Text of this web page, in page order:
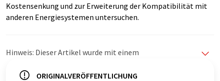
Kostensenkung und zur Erweiterung der Kompatibilität mit
anderen Energiesystemen untersuchen.
Hinweis: Dieser Artikel wurde mit einem
LUMITOS bietet diese automatischen Übersetzungen
ORIGINALVERÖFFENTLICHUNG